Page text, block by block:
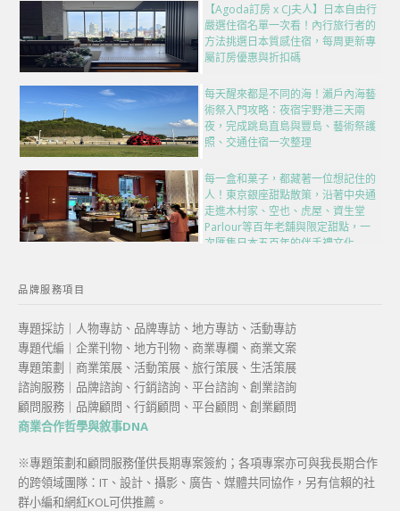
【Agoda訂房 x CJ夫人】日本自由行
嚴選住宿名單一次看！內行旅行者的
方法挑選日本質感住宿，每周更新專
屬訂房優惠與折扣碼
每天醒來都是不同的海！瀨戶內海藝
術祭入門攻略：夜宿宇野港三天兩
夜，完成跳島直島與豐島、藝術祭護
照、交通住宿一次整理
每一盒和菓子，都藏著一位想記住的
人！東京銀座甜點散策，沿著中央通
走進木村家、空也、虎屋、資生堂
Parlour等百年老舖與限定甜點，一
次匯集日本五百年的伴手禮文化
品牌服務項目
專題採訪｜人物專訪、品牌專訪、地方專訪、活動專訪
專題代編｜企業刊物、地方刊物、商業專欄、商業文案
專題策劃｜商業策展、活動策展、旅行策展、生活策展
諮詢服務｜品牌諮詢、行銷諮詢、平台諮詢、創業諮詢
顧問服務｜品牌顧問、行銷顧問、平台顧問、創業顧問
商業合作哲學與敘事DNA
※專題策劃和顧問服務僅供長期專案簽約；各項專案亦可與我長期合作
的跨領域團隊：IT、設計、攝影、廣告、媒體共同協作，另有信賴的社
群小編和網紅KOL可供推薦。